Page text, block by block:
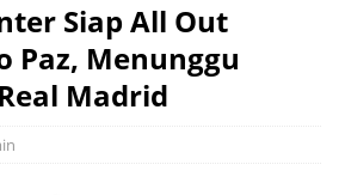
Siap All Out
Paz, Menunggu
Madrid